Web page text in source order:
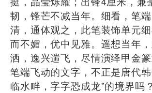
韧，锋芒不减当年。细看，笔
清，通体观之，此笔装饰单元
而不媚，优中见雅。遥想当年
洒，逸兴遄飞，尽情演绎甲金篆
笔端飞动的文字，不正是唐代
临水畔，字字恐成龙”的境界吗？